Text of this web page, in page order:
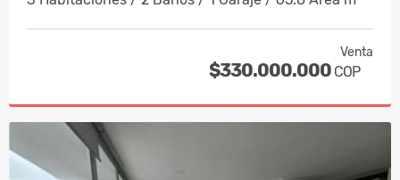
Venta
$330.000.000 COP